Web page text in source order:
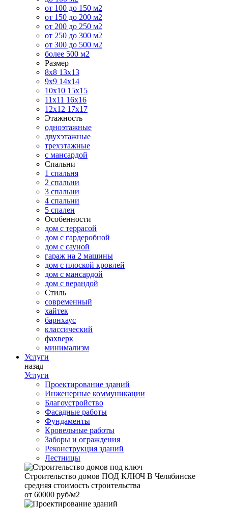
от 100 до 150 м2
от 150 до 200 м2
от 200 до 250 м2
от 250 до 300 м2
от 300 до 500 м2
более 500 м2
Размер
8х8 13х13
9х9 14х14
10х10 15х15
11x11 16х16
12х12 17х17
Этажность
одноэтажные
двухэтажные
трехэтажные
с мансардой
Спальни
1 спальня
2 спальни
3 спальни
4 спальни
5 спален
Особенности
дом с террасой
дом с гардеробной
дом с сауной
гараж на 2 машины
дом с плоской кровлей
дом с мансардой
дом с верандой
Стиль
современный
хайтек
барнхаус
классический
фахверк
минимализм
Услуги
назад
Услуги
Проектирование зданий
Инженерные коммуникации
Благоустройство
Фасадные работы
Фундаменты
Кровельные работы
Заборы и ограждения
Реконструкция зданий
Лестницы
Строительство домов ПОД КЛЮЧ В Челябинске
средняя стоимость строительства
от 60000 руб/м2